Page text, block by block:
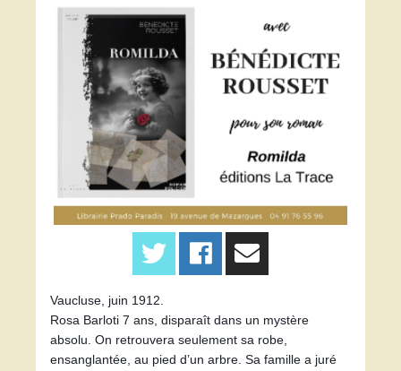
Vaucluse, juin 1912.
Rosa Barloti 7 ans, disparaît dans un mystère
absolu. On retrouvera seulement sa robe,
ensanglantée, au pied d’un arbre. Sa famille a juré